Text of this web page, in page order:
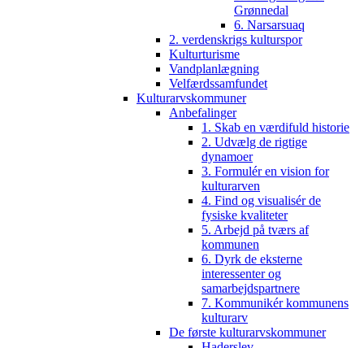
Grønnedal
6. Narsarsuaq
2. verdenskrigs kulturspor
Kulturturisme
Vandplanlægning
Velfærdssamfundet
Kulturarvskommuner
Anbefalinger
1. Skab en værdifuld historie
2. Udvælg de rigtige
dynamoer
3. Formulér en vision for
kulturarven
4. Find og visualisér de
fysiske kvaliteter
5. Arbejd på tværs af
kommunen
6. Dyrk de eksterne
interessenter og
samarbejdspartnere
7. Kommunikér kommunens
kulturarv
De første kulturarvskommuner